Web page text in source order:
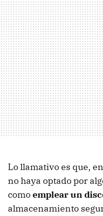
Lo llamativo es que,
no haya optado por
comoemplear un
almacenamiento